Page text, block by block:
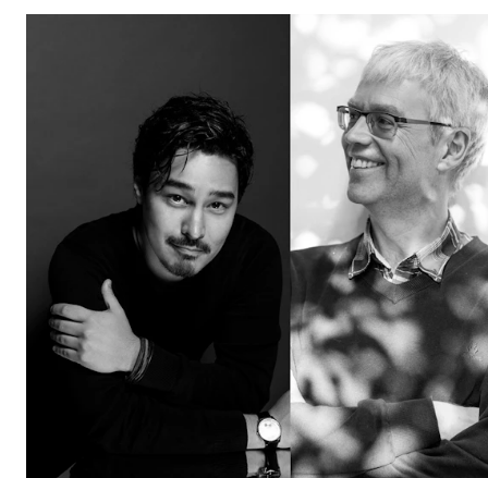
STUDENTLIV
Studentutvalet SUT (student.nmh.no)
FORSKNING
CERM
CREMAH